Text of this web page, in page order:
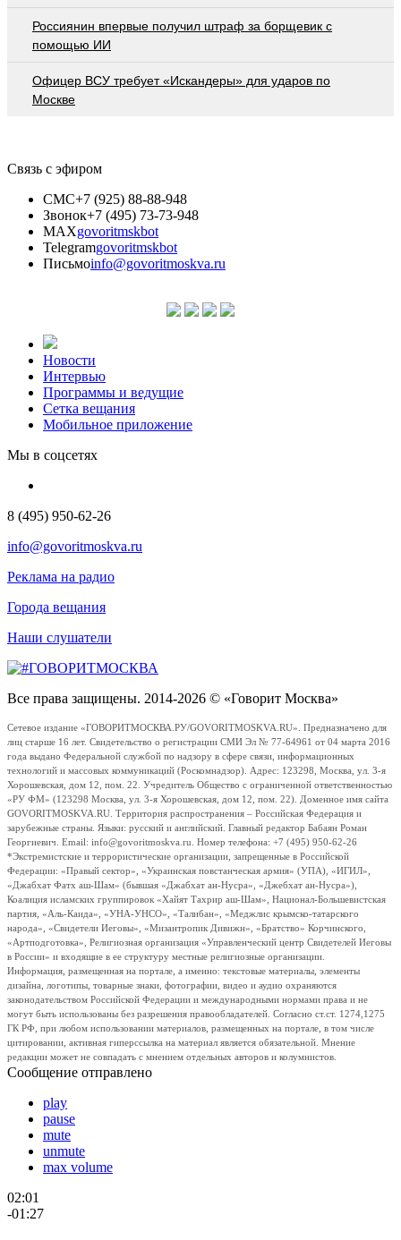
Россиянин впервые получил штраф за борщевик с
помощью ИИ
Офицер ВСУ требует «Искандеры» для ударов по
Москве
Связь с эфиром
СМС+7 (925) 88-88-948
Звонок+7 (495) 73-73-948
MAXgovoritmskbot
Telegramgovoritmskbot
Письмоinfo@govoritmoskva.ru
Новости
Интервью
Программы и ведущие
Сетка вещания
Мобильное приложение
Мы в соцсетях
8 (495) 950-62-26
info@govoritmoskva.ru
Реклама на радио
Города вещания
Наши слушатели
Все права защищены. 2014-2026 © «Говорит Москва»
Сетевое издание «ГОВОРИТМОСКВА.РУ/GOVORITMOSKVA.RU». Предназначено для
лиц старше 16 лет. Свидетельство о регистрации СМИ Эл № 77-64961 от 04 марта 2016
года выдано Федеральной службой по надзору в сфере связи, информационных
технологий и массовых коммуникаций (Роскомнадзор). Адрес: 123298, Москва, ул. 3-я
Хорошевская, дом 12, пом. 22. Учредитель Общество с ограниченной ответственностью
«РУ ФМ» (123298 Москва, ул. 3-я Хорошевская, дом 12, пом. 22). Доменное имя сайта
GOVORITMOSKVA.RU. Территория распространения – Российская Федерация и
зарубежные страны. Языки: русский и английский. Главный редактор Бабаян Роман
Георгиевич. Email: info@govoritmoskva.ru. Номер телефона: +7 (495) 950-62-26
*Экстремистские и террористические организации, запрещенные в Российской
Федерации: «Правый сектор», «Украинская повстанческая армия» (УПА), «ИГИЛ»,
«Джабхат Фатх аш-Шам» (бывшая «Джабхат ан-Нусра», «Джебхат ан-Нусра»),
Коалиция исламских группировок «Хайят Тахрир аш-Шам», Национал-Большевистская
партия, «Аль-Каида», «УНА-УНСО», «Талибан», «Меджлис крымско-татарского
народа», «Свидетели Иеговы», «Мизантропик Дивижн», «Братство» Корчинского,
«Артподготовка», Религиозная организация «Управленческий центр Свидетелей Иеговы
в России» и входящие в ее структуру местные религиозные организации.
Информация, размещенная на портале, а именно: текстовые материалы, элементы
дизайна, логотипы, товарные знаки, фотографии, видео и аудио охраняются
законодательством Российской Федерации и международными нормами права и не
могут быть использованы без разрешения правообладателей. Согласно ст.ст. 1274,1275
ГК РФ, при любом использовании материалов, размещенных на портале, в том числе
цитировании, активная гиперссылка на материал является обязательной. Мнение
редакции может не совпадать с мнением отдельных авторов и колумнистов.
Сообщение отправлено
play
pause
mute
unmute
max volume
02:01
-01:27